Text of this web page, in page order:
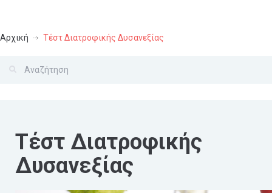
Αρχική Τέστ Διατροφικής Δυσανεξίας
Τέστ Διατροφικής
Δυσανεξίας